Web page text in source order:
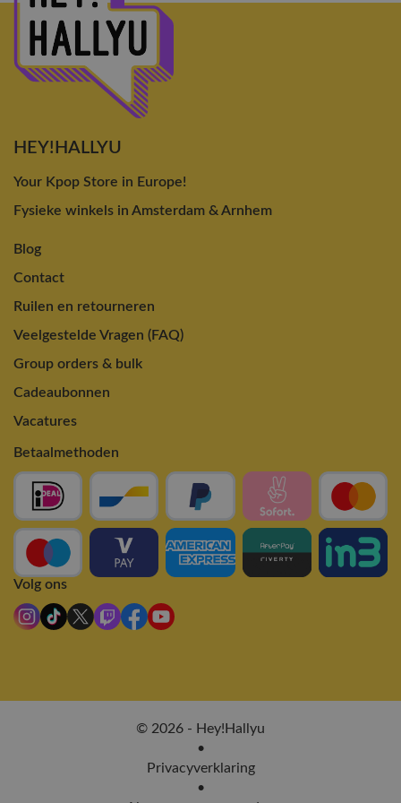
HEY!HALLYU
Your Kpop Store in Europe!
Fysieke winkels in Amsterdam & Arnhem
Blog
Contact
Ruilen en retourneren
Veelgestelde Vragen (FAQ)
Group orders & bulk
Cadeaubonnen
Vacatures
Betaalmethoden
Volg ons
© 2026 - Hey!Hallyu
•
Privacyverklaring
•